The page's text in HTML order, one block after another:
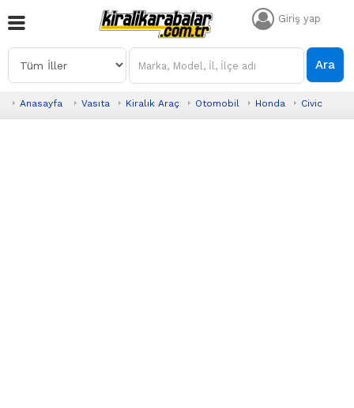
Giriş yap
Ara
Anasayfa Vasıta Kiralık Araç Otomobil Honda Civic